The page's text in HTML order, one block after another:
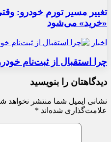
تغییر مسیر تورم خودرو:
«خرید» می‌شود
اخبار
چرا استقبال از ثبت‌نام
دیدگاهتان را بنویسید
نشانی ایمیل شما منتشر نخواهد
علامت‌گذاری شده‌اند *